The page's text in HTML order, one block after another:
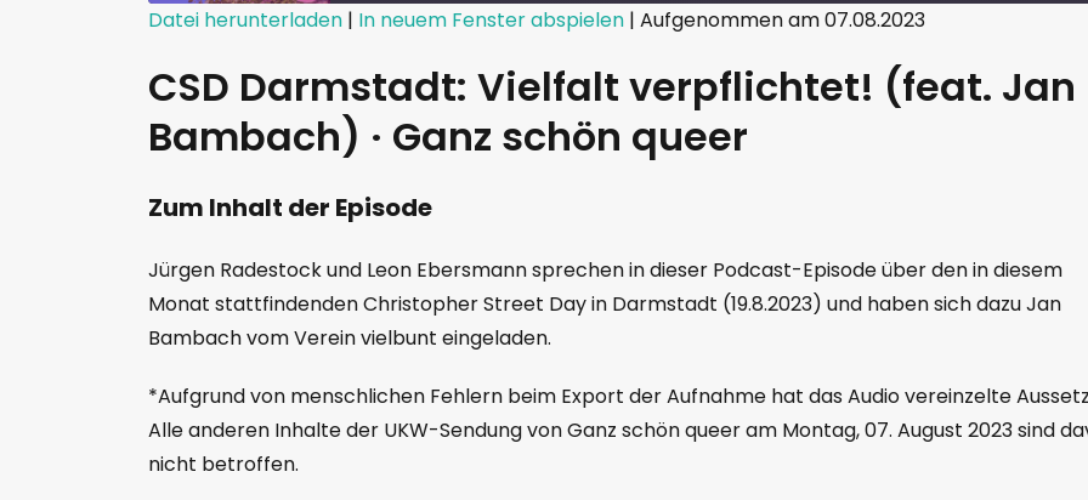
RSS FEED
LINK
EMBED
Datei herunterladen | In neuem Fenster abspielen | Aufgenommen am 07.08.2023
CSD Darmstadt: Vielfalt verpflichtet! (feat. Jan
Bambach) · Ganz schön queer
Zum Inhalt der Episode
Jürgen Radestock und Leon Ebersmann sprechen in dieser Podcast-Episode über den in diesem
Monat stattfindenden Christopher Street Day in Darmstadt (19.8.2023) und haben sich dazu Jan
Bambach vom Verein vielbunt eingeladen.
*Aufgrund von menschlichen Fehlern beim Export der Aufnahme hat das Audio vereinzelte
Alle anderen Inhalte der UKW-Sendung von Ganz schön queer am Montag, 07. August 2023 sind
nicht betroffen.